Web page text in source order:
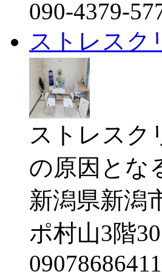
090-4379-
ストレスク
ストレスク
の原因とな
新潟県新潟
ポ村山3階
09078686411